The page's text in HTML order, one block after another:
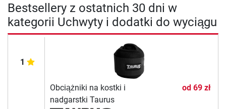
Bestsellery z ostatnich 30 dni w
kategorii Uchwyty i dodatki do wyciągu
1
Obciążniki na kostki i
nadgarstki Taurus
od 69 zł